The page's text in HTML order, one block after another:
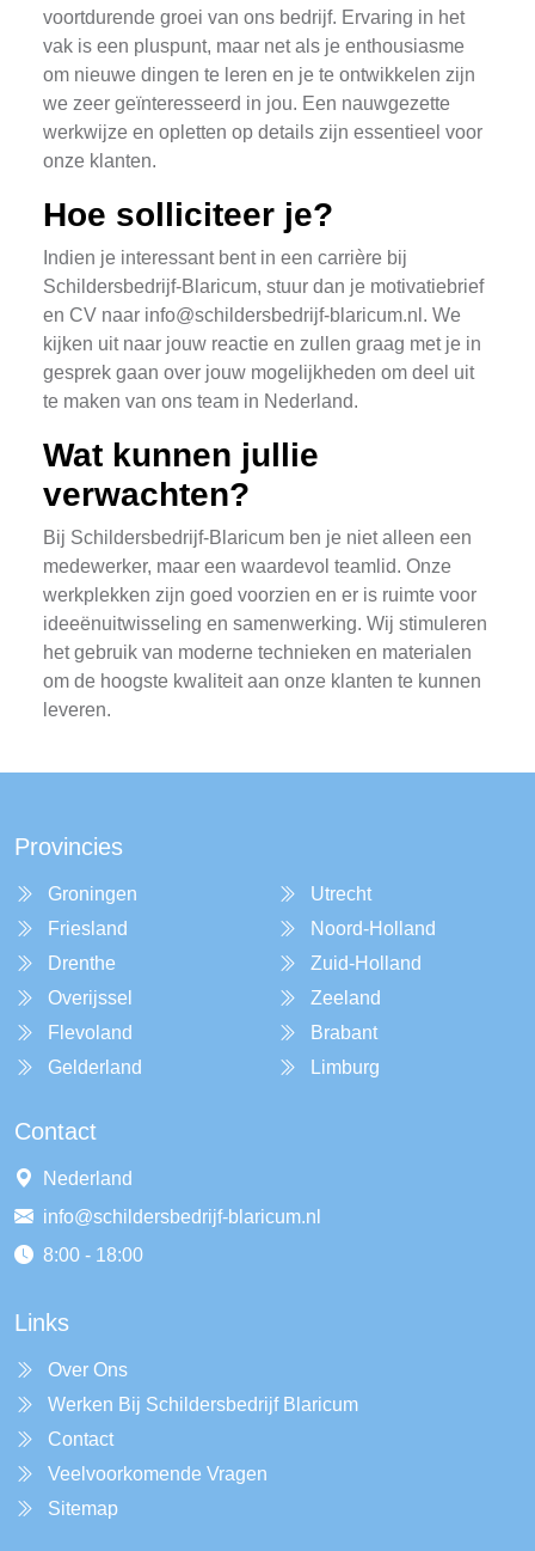
voortdurende groei van ons bedrijf. Ervaring in het
vak is een pluspunt, maar net als je enthousiasme
om nieuwe dingen te leren en je te ontwikkelen zijn
we zeer geïnteresseerd in jou. Een nauwgezette
werkwijze en opletten op details zijn essentieel voor
onze klanten.
Hoe solliciteer je?
Indien je interessant bent in een carrière bij
Schildersbedrijf-Blaricum, stuur dan je motivatiebrief
en CV naar info@schildersbedrijf-blaricum.nl . We
kijken uit naar jouw reactie en zullen graag met je in
gesprek gaan over jouw mogelijkheden om deel uit
te maken van ons team in Nederland.
Wat kunnen jullie
verwachten?
Bij Schildersbedrijf-Blaricum ben je niet alleen een
medewerker, maar een waardevol teamlid. Onze
werkplekken zijn goed voorzien en er is ruimte voor
ideeënuitwisseling en samenwerking. Wij stimuleren
het gebruik van moderne technieken en materialen
om de hoogste kwaliteit aan onze klanten te kunnen
leveren.
Provincies
Groningen
Friesland
Drenthe
Overijssel
Flevoland
Gelderland
Utrecht
Noord-Holland
Zuid-Holland
Zeeland
Brabant
Limburg
Contact
Nederland
info@schildersbedrijf-blaricum.nl
8:00 - 18:00
Links
Over Ons
Werken Bij Schildersbedrijf Blaricum
Contact
Veelvoorkomende Vragen
Sitemap